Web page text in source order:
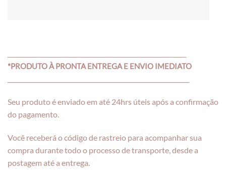
*PRODUTO À PRONTA ENTREGA E ENVIO IMEDIATO
Seu produto é enviado em até 24hrs úteis após a confirmação
do pagamento.
Você receberá o código de rastreio para acompanhar sua
compra durante todo o processo de transporte, desde a
postagem até a entrega.